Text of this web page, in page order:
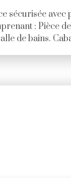
sécurisée avec
: Pièce
de bains.